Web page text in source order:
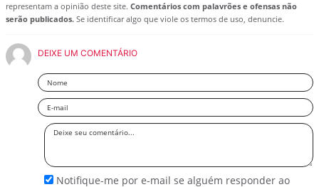
representam a opinião deste site. Comentários com palavrões e ofensas não
serão publicados. Se identificar algo que viole os termos de uso, denuncie.
DEIXE UM COMENTÁRIO
Nome
Email
Deixe
Notifique-me por e-mail se alguém responder ao